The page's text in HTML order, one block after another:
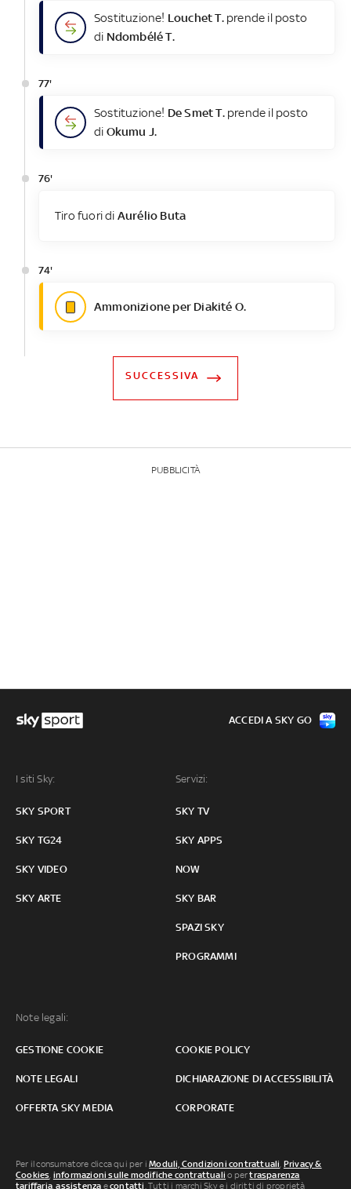
Sostituzione! Louchet T.prende il posto
di Ndombélé T.
77'
Sostituzione! De Smet T.prende il posto
di Okumu J.
76'
Tiro fuori di Aurélio Buta
74'
Ammonizione per Diakité O.
SUCCESSIVA
PUBBLICITÀ
I siti Sky:
SKY SPORT
SKY TG24
SKY VIDEO
SKY ARTE
Servizi:
SKY TV
SKY APPS
NOW
SKY BAR
SPAZI SKY
PROGRAMMI
Note legali:
GESTIONE COOKIE COOKIE POLICY
NOTE LEGALI DICHIARAZIONE DI ACCESSIBILITÀ
OFFERTA SKY MEDIA CORPORATE
ACCEDI A SKY GO
Per il consumatore clicca qui per iModuli, Condizioni contrattuali, Privacy &
Cookies, informazioni sulle modifiche contrattuali o pertrasparenza
tariffaria,assistenza econtatti. Tutti i marchi Sky e i diritti di proprietà